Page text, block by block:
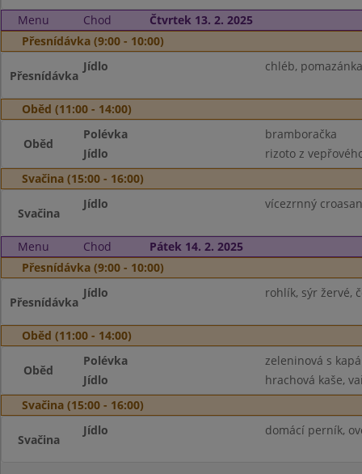
Menu Chod
Čtvrtek 13. 2. 2025
Přesnídávka (9:00 - 10:00)
Přesnídávka
Jídlo chléb,
Oběd (11:00 - 14:00)
Oběd
Polévka
bramboračka
Jídlo
rizoto z
Svačina (15:00 - 16:00)
Svačina
Jídlo vícezrnný
Menu Chod
Pátek 14. 2. 2025
Přesnídávka (9:00 - 10:00)
Přesnídávka
Jídlo rohlík, sýr žervé,
Oběd (11:00 - 14:00)
Oběd
Polévka
zeleninová s
Jídlo
hrachová kaše,
Svačina (15:00 - 16:00)
Svačina
Jídlo domácí perník,